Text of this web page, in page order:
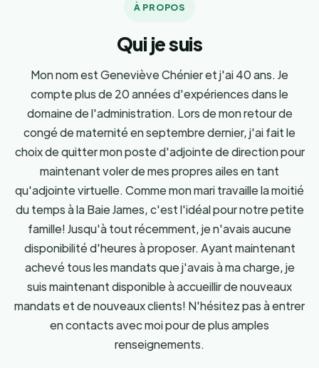
À PROPOS
Qui je suis
Mon nom est Geneviève Chénier et j'ai 40 ans. Je
compte plus de 20 années d'expériences dans le
domaine de l'administration. Lors de mon retour de
congé de maternité en septembre dernier, j'ai fait le
choix de quitter mon poste d'adjointe de direction pour
maintenant voler de mes propres ailes en tant
qu'adjointe virtuelle. Comme mon mari travaille la moitié
du temps à la Baie James, c'est l'idéal pour notre petite
famille! Jusqu'à tout récemment, je n'avais aucune
disponibilité d'heures à proposer. Ayant maintenant
achevé tous les mandats que j'avais à ma charge, je
suis maintenant disponible à accueillir de nouveaux
mandats et de nouveaux clients! N'hésitez pas à entrer
en contacts avec moi pour de plus amples
renseignements.